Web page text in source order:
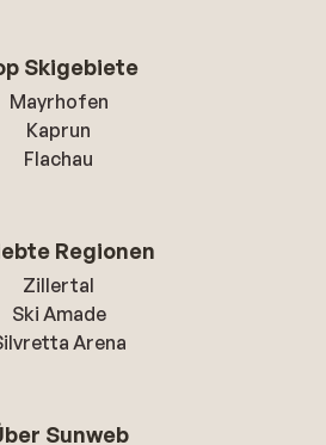
Skigebiete
Mayrhofen
Kaprun
Flachau
Regionen
Zillertal
Ski Amade
Arena
Sunweb